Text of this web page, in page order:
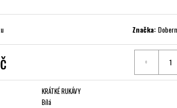
Značka:
KRÁTKÉ RUKÁVY
Bílá